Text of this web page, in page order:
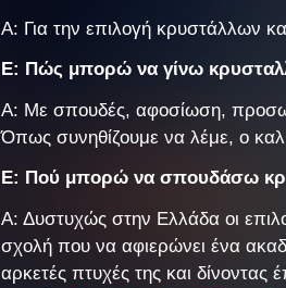
A: Για την επιλογή κρυστάλλων
Ε: Πώς μπορώ να γίνω
Α: Με σπουδές, αφοσίωση,
Όπως συνηθίζουμε να λέμε, ο
Ε: Πού μπορώ να σπουδάσω
Α: Δυστυχώς στην Ελλάδα οι
σχολή που να αφιερώνει ένα
αρκετές πτυχές της και δίνοντας